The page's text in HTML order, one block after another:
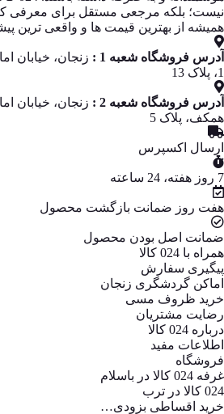
نیست؛ بلکه مرجعی مستقل برای معرفی
همیشه از بهترین قیمت‌ ها و واقعی‌ ترین
آدرس فروشگاه شعبه 1 :
زنجان، خیابان
1، پلاک 13
آدرس فروشگاه شعبه 2 :
زنجان، خیابان
همکف، پلاک 5
ارسال اکسپرس
7 روز هفته، 24 ساعته
هفت روز ضمانت بازگشت محصول
ضمانت اصل بودن محصول
همراه با 024 کالا
پیگیری سفارش
اماکن گردشگری زنجان
خرید ظروف مسی
رضایت مشتریان
درباره 024 کالا
اطلاعات مفید
فروشگاه
غرفه 024 کالا در باسلام
024 کالا در ترب
خرید اقساطی بزودی…